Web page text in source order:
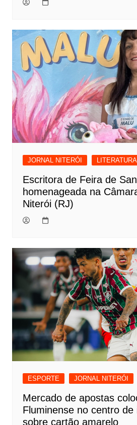
JORNAL NITERÓI LITERATURA
Escritora de Feira de
homenageada na
Niterói (RJ)
ESPORTE JORNAL NITERÓI
Mercado de apostas
Fluminense no centro de
sobre cartão amarelo